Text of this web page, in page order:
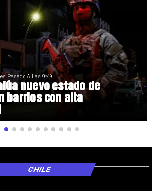
nuevo estado de
barrios con alta
Pasado A Las 9:49
CHILE